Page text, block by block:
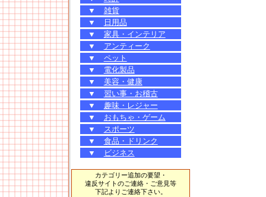
▼
雑貨
▼
日用品
▼
家具・インテリア
▼
アンティーク
▼
ペット
▼
電化製品
▼
美容・健康
▼
習い事・お稽古
▼
趣味・レジャー
▼
おもちゃ・ゲーム
▼
スポーツ
▼
食品・ドリンク
▼
ビジネス
カテゴリー追加の要望・
違反サイトのご連絡・ご意見等
下記よりご連絡下さい。